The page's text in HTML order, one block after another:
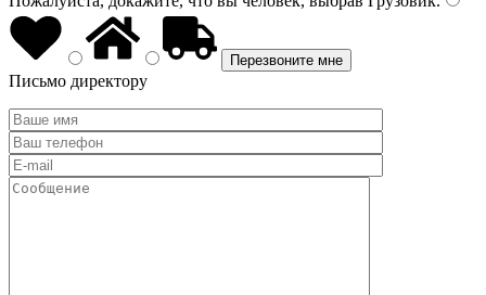
Письмо директору